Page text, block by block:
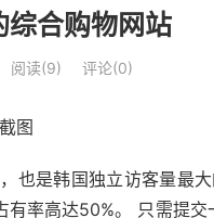
合购物网站
阅读(9) 评论(0)
也是韩国独立访客量最
率高达50%。 只需提